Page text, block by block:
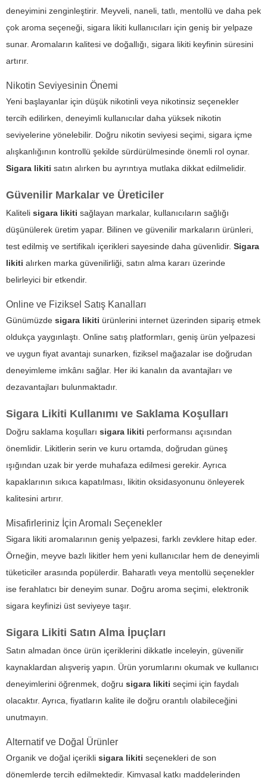
deneyimini zenginleştirir. Meyveli, naneli, tatlı, mentollü ve daha pek
çok aroma seçeneği, sigara likiti kullanıcıları için geniş bir yelpaze
sunar. Aromaların kalitesi ve doğallığı, sigara likiti keyfinin süresini
artırır.
Nikotin Seviyesinin Önemi
Yeni başlayanlar için düşük nikotinli veya nikotinsiz seçenekler
tercih edilirken, deneyimli kullanıcılar daha yüksek nikotin
seviyelerine yönelebilir. Doğru nikotin seviyesi seçimi, sigara içme
alışkanlığının kontrollü şekilde sürdürülmesinde önemli rol oynar.
Sigara likiti satın alırken bu ayrıntıya mutlaka dikkat edilmelidir.
Güvenilir Markalar ve Üreticiler
Kaliteli sigara likiti sağlayan markalar, kullanıcıların sağlığı
düşünülerek üretim yapar. Bilinen ve güvenilir markaların ürünleri,
test edilmiş ve sertifikalı içerikleri sayesinde daha güvenlidir. Sigara
likiti alırken marka güvenilirliği, satın alma kararı üzerinde
belirleyici bir etkendir.
Online ve Fiziksel Satış Kanalları
Günümüzde sigara likiti ürünlerini internet üzerinden sipariş etmek
oldukça yaygınlaştı. Online satış platformları, geniş ürün yelpazesi
ve uygun fiyat avantajı sunarken, fiziksel mağazalar ise doğrudan
deneyimleme imkânı sağlar. Her iki kanalın da avantajları ve
dezavantajları bulunmaktadır.
Sigara Likiti Kullanımı ve Saklama Koşulları
Doğru saklama koşulları sigara likiti performansı açısından
önemlidir. Likitlerin serin ve kuru ortamda, doğrudan güneş
ışığından uzak bir yerde muhafaza edilmesi gerekir. Ayrıca
kapaklarının sıkıca kapatılması, likitin oksidasyonunu önleyerek
kalitesini artırır.
Misafirleriniz İçin Aromalı Seçenekler
Sigara likiti aromalarının geniş yelpazesi, farklı zevklere hitap eder.
Örneğin, meyve bazlı likitler hem yeni kullanıcılar hem de deneyimli
tüketiciler arasında popülerdir. Baharatlı veya mentollü seçenekler
ise ferahlatıcı bir deneyim sunar. Doğru aroma seçimi, elektronik
sigara keyfinizi üst seviyeye taşır.
Sigara Likiti Satın Alma İpuçları
Satın almadan önce ürün içeriklerini dikkatle inceleyin, güvenilir
kaynaklardan alışveriş yapın. Ürün yorumlarını okumak ve kullanıcı
deneyimlerini öğrenmek, doğru sigara likiti seçimi için faydalı
olacaktır. Ayrıca, fiyatların kalite ile doğru orantılı olabileceğini
unutmayın.
Alternatif ve Doğal Ürünler
Organik ve doğal içerikli sigara likiti seçenekleri de son
dönemlerde tercih edilmektedir. Kimyasal katkı maddelerinden